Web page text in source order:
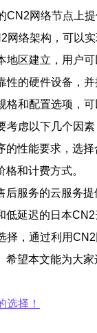
CN2网络节点上
网络架构，可以
地区建立，用户
性的硬件设备，
格和配置选项，
考虑以下几个因素
的性能要求，选
和计费方式。
后服务的云服务
低延迟的日本
择，通过利用
望本文能为大
选择！